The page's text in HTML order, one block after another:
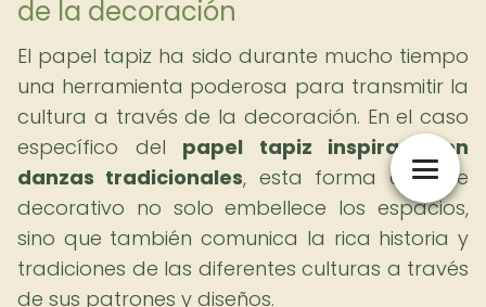
de la decoración
El papel tapiz ha sido durante mucho tiempo
una herramienta poderosa para transmitir la
cultura a través de la decoración. En el caso
específico del papel tapiz inspirado en
danzas tradicionales, esta forma de arte
decorativo no solo embellece los espacios,
sino que también comunica la rica historia y
tradiciones de las diferentes culturas a través
de sus patrones y diseños.